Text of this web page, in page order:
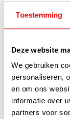
Toestemming
Deze website
We gebruiken
personaliseren,
en om ons
informatie over
partners voor
€269,00